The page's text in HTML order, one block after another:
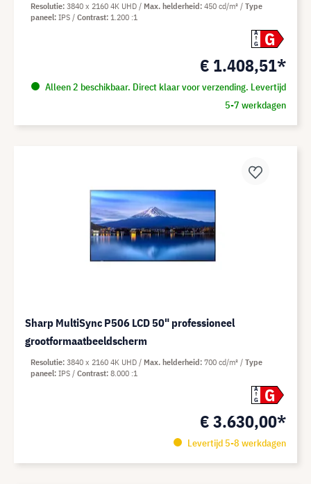
A
G
G
€ 1.408,51*
Alleen 2 beschikbaar. Direct klaar voor verzending. Levertijd
5-7 werkdagen
Resolutie 3840 x 2160 4K UHD Max. helderheid 450 cd/m²
Type
paneel IPS Contrast 1.200 :1
Sharp MultiSync P506 LCD 50" professioneel
grootformaatbeeldscherm
A
G
G
€ 3.630,00*
Levertijd 5-8 werkdagen
Resolutie 3840 x 2160 4K UHD Max. helderheid 700 cd/m²
Type
paneel IPS Contrast 8.000 :1